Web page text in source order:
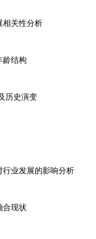
相关性分析
龄结构
历史演变
行业发展的影响分析
合现状